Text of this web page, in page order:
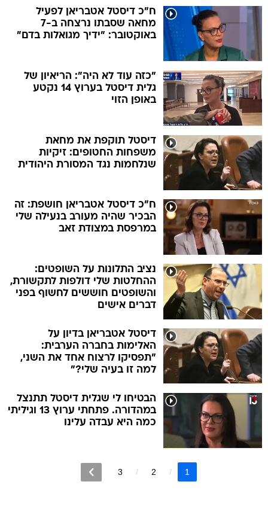
ח"כ דיסטל אטבריאן לפעיל
מחאה שסבתו נרצחה ב-7
באוקטובר: "ידיך מגואלות בדם"
"כזה עוד לא היה": הריאיון של
גלית דיסטל בערוץ 14 נקטע
באופן הזוי
דיסטל תוקפת את מחאת
משפחות החטופים: זיקיות
שנלחמות נגד המסורת היהודית
ח"כ דיסטל אטבריאן חושפת: זה
הבכיר שהיה מעורב בנעילה שלי
במרפסת במצודת זאב
נציב התלונות על השופטים:
ההחלטות שלי דולפות לתקשורת,
והשופטים חוששים לחשוף בפני
דברים אישים
דיסטל אטבריאן בדיון על
האלימות בחברה הערבית:
"תפסיקו לרצוח אחד את השני,
למה זו בעיה שלי?"
הבטיחו לי שגלית דיסטל תתנצל
במהדורה. פתחתי ערוץ 13 וגיליתי
כמה היא עבדה עלינו
1
2
3